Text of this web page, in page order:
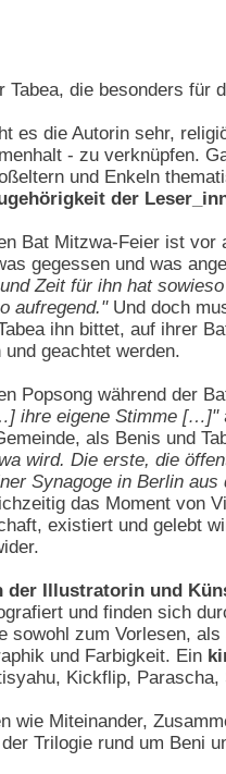
die besonders für
es die Autorin sehr,
- zu verknüpfen.
und Enkeln
der
Bat Mitzwa-Feier ist
gegessen und was
Zeit für ihn hat
aufregend."Und doch
ihn bittet, auf ihrer
geachtet werden.
Popsong während der
ihre eigene Stimme […]"
als Benis und
wird. Die erste, die
Synagoge in Berlin aus
das Moment von
existiert und gelebt
der Illustratorin und
und finden sich
zum Vorlesen,
und Farbigkeit. Ein
Kickflip, Parascha,
wie Miteinander,
Trilogie rund um Beni